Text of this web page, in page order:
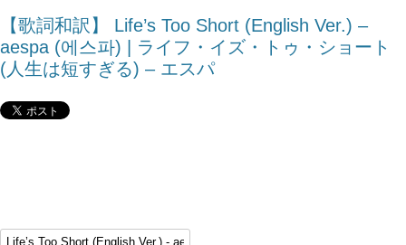
【歌詞和訳】 Life’s Too Short (English Ver.) – ​
aespa (에스파) | ライフ・イズ・トゥ・ショート
(人生は短すぎる) – エスパ